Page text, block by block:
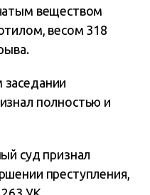
веществом
весом 318
полностью и
суд признал
преступления,